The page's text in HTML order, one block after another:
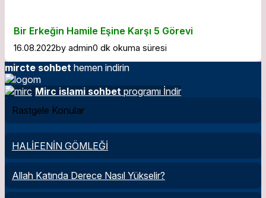
Bir Erkeğin Hamile Eşine Karşı 5 Görevi
16.08.2022by admin0 dk okuma süresi
mircte sohbet hemen indirin
Mirc islami sohbet programı İndir
Rastgele Konular
HALİFENİN GÖMLEĞİ
Allah Katında Derece Nasıl Yükselir?